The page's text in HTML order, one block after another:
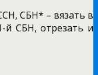
СБН* – вязать в
й СБН, отрезать и